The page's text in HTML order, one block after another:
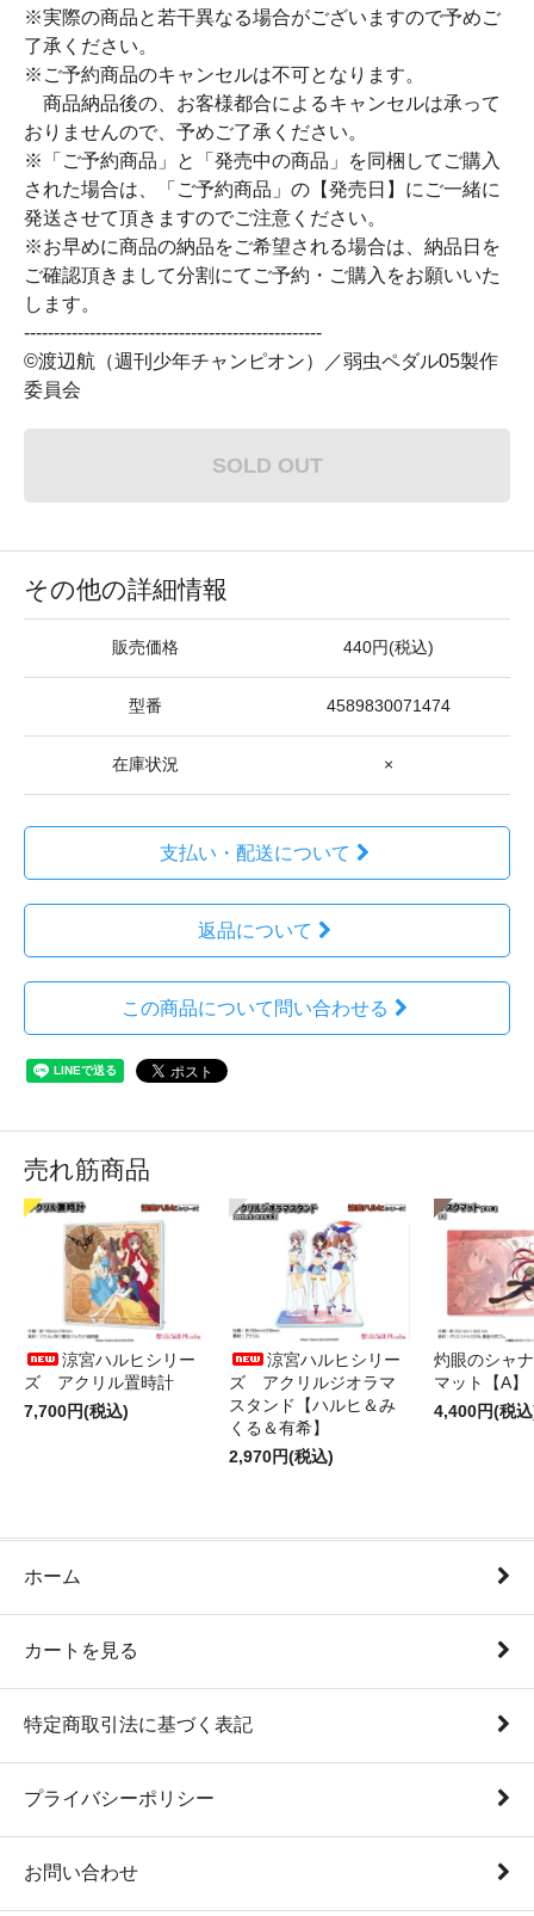
※実際の商品と若干異なる場合がございますので予めご
了承ください。
※ご予約商品のキャンセルは不可となります。
商品納品後の、お客様都合によるキャンセルは承って
おりませんので、予めご了承ください。
※「ご予約商品」と「発売中の商品」を同梱してご購入
された場合は、「ご予約商品」の【発売日】にご一緒に
発送させて頂きますのでご注意ください。
※お早めに商品の納品をご希望される場合は、納品日を
ご確認頂きまして分割にてご予約・ご購入をお願いいた
します。
--------------------------------------------------
©渡辺航（週刊少年チャンピオン）／弱虫ペダル05製作
委員会
SOLD OUT
その他の詳細情報
販売価格 440円(税込)
型番 4589830071474
在庫状況 ×
支払い・配送について
返品について
この商品について問い合わせる
売れ筋商品
涼宮ハルヒシリー
ズ アクリル置時計
7,700円(税込)
涼宮ハルヒシリー
ズ アクリルジオラマ
スタンド【ハルヒ＆み
くる＆有希】
2,970円(税込)
灼眼のシャ
マット【A】
4,400円(税
ホーム
カートを見る
特定商取引法に基づく表記
プライバシーポリシー
お問い合わせ